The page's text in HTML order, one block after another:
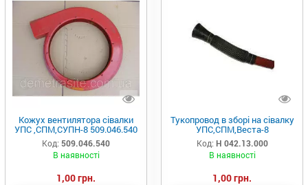
Кожух вентилятора сівалки
УПС ,СПМ,СУПН-8 509.046.540
Код: 509.046.540
В наявності
1,00 грн.
Тукопровод в зборі на сівалку
УПС,СПМ,Веста-8
Код: Н 042.13.000
В наявності
1,00 грн.